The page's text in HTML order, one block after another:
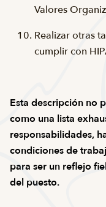
Valores
Realizar otras
cumplir con
Esta descripción no
como una lista
responsabilidades,
condiciones de
para ser un reflejo
del puesto.